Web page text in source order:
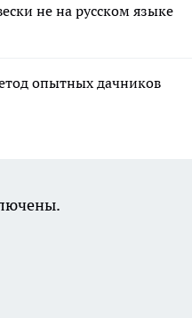
не на русском языке
опытных дачников